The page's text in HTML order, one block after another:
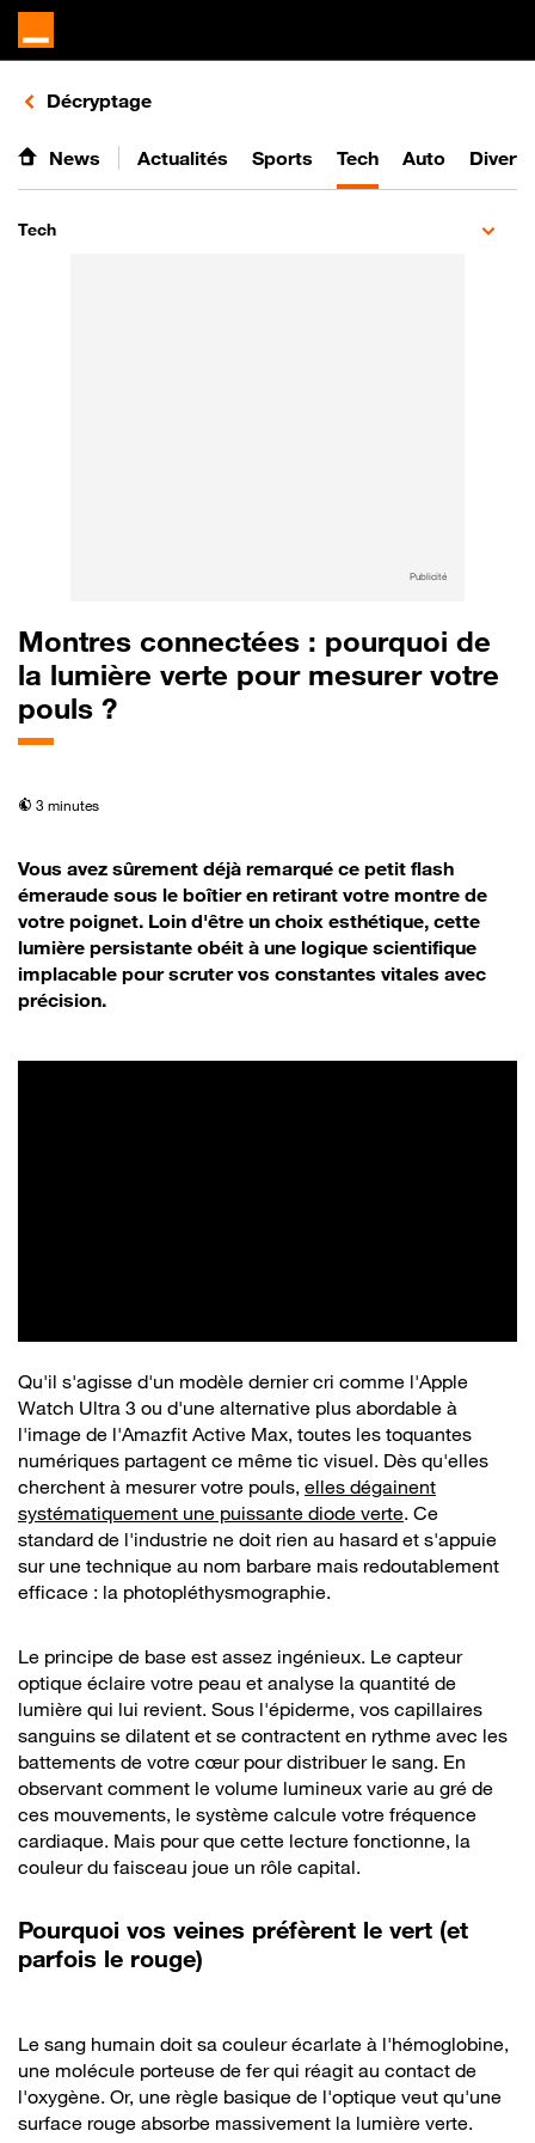
Retours vers le listing d'articles de la catégorie
Décryptage
News Actualités Sports Tech Auto
Tech
Publicité
Montres connectées : pourquoi de
la lumière verte pour mesurer votre
pouls ?
temps de lecture
3 minutes
Vous avez sûrement déjà remarqué ce petit flash
émeraude sous le boîtier en retirant votre montre de
votre poignet. Loin d'être un choix esthétique, cette
lumière persistante obéit à une logique scientifique
implacable pour scruter vos constantes vitales avec
précision.
Qu'il s'agisse d'un modèle dernier cri comme l'Apple
Watch Ultra 3 ou d'une alternative plus abordable à
l'image de l'Amazfit Active Max, toutes les toquantes
numériques partagent ce même tic visuel. Dès qu'elles
cherchent à mesurer votre pouls, elles dégainent
systématiquement une puissante diode verte. Ce
standard de l'industrie ne doit rien au hasard et s'appuie
sur une technique au nom barbare mais redoutablement
efficace : la photopléthysmographie.
Le principe de base est assez ingénieux. Le capteur
optique éclaire votre peau et analyse la quantité de
lumière qui lui revient. Sous l'épiderme, vos capillaires
sanguins se dilatent et se contractent en rythme avec les
battements de votre cœur pour distribuer le sang. En
observant comment le volume lumineux varie au gré de
ces mouvements, le système calcule votre fréquence
cardiaque. Mais pour que cette lecture fonctionne, la
couleur du faisceau joue un rôle capital.
Pourquoi vos veines préfèrent le vert (et
parfois le rouge)
Le sang humain doit sa couleur écarlate à l'hémoglobine,
une molécule porteuse de fer qui réagit au contact de
l'oxygène. Or, une règle basique de l'optique veut qu'une
surface rouge absorbe massivement la lumière verte.